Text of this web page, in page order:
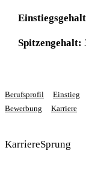
Spitzengehalt:
Berufsprofil Einstieg
Bewerbung
Karriere
KarriereSprung